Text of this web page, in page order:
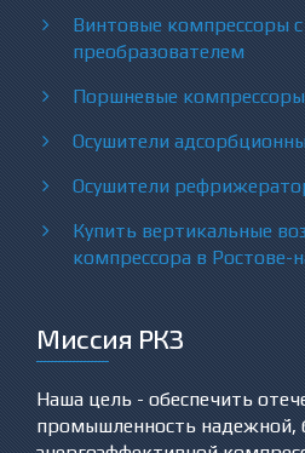
Винтовые компрессоры
преобразователем
Поршневые компрессоры
Осушители
Осушители
Купить вертикальные
компрессора в Ростове-
Миссия РКЗ
Наша цель - обеспечить
промышленность